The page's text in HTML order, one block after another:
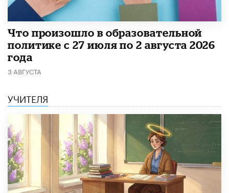
​Что произошло в образовательной
политике с 27 июля по 2 августа 2026
года
3 АВГУСТА
УЧИТЕЛЯ